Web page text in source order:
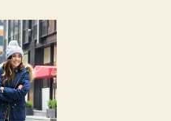
fel
tüntetésre?
bejegyzéshez